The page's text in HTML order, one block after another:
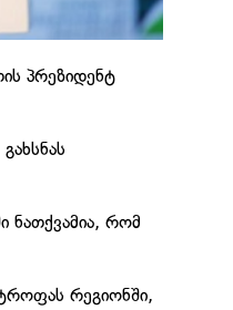
პრეზიდენტ
ნათქვამია, რომ
რეგიონში,